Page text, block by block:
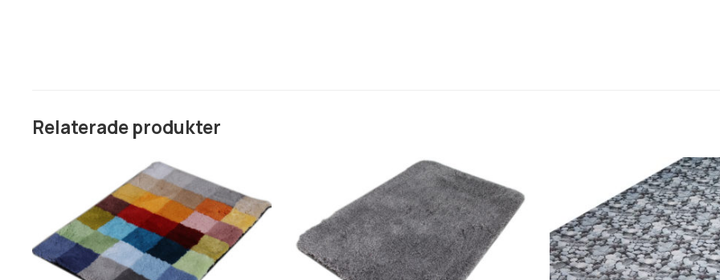
Relaterade produkter
produkten
flera
varianter.
produkten
har
flera
varianter.